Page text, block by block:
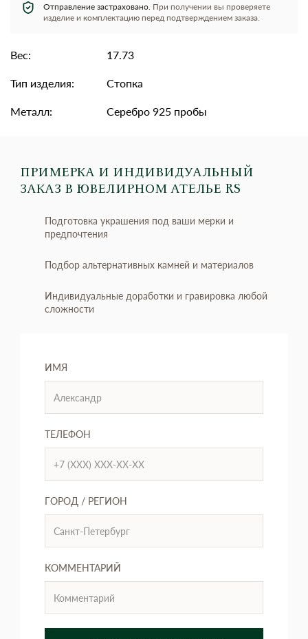
Отправление застраховано. При получении вы проверяете
изделие и комплектацию перед подтверждением заказа.
Вес:
17.73
Тип изделия:
Стопка
Металл:
Серебро 925 пробы
ПРИМЕРКА И ИНДИВИДУАЛЬНЫЙ
ЗАКАЗ В ЮВЕЛИРНОМ АТЕЛЬЕ RS
Подготовка украшения под ваши мерки и
предпочтения
Подбор альтернативных камней и материалов
Индивидуальные доработки и гравировка любой
сложности
ИМЯ
ТЕЛЕФОН
ГОРОД / РЕГИОН
КОММЕНТАРИЙ